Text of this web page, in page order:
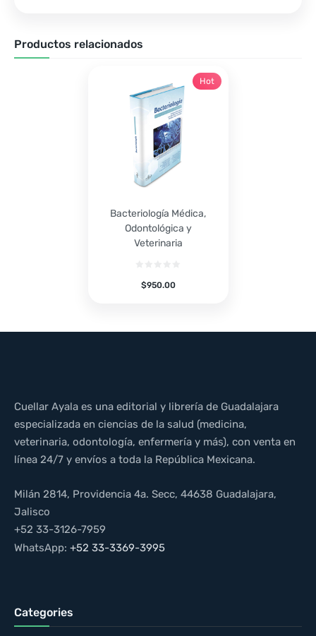
Productos relacionados
Bacteriología Médica,
Odontológica y
Veterinaria
$950.00
Hot
Cuellar Ayala es una editorial y librería de Guadalajara
especializada en ciencias de la salud (medicina,
veterinaria, odontología, enfermería y más), con venta en
línea 24/7 y envíos a toda la República Mexicana.
Milán 2814, Providencia 4a. Secc, 44638 Guadalajara,
Jalisco
+52 33-3126-7959
WhatsApp: +52 33-3369-3995
Categories